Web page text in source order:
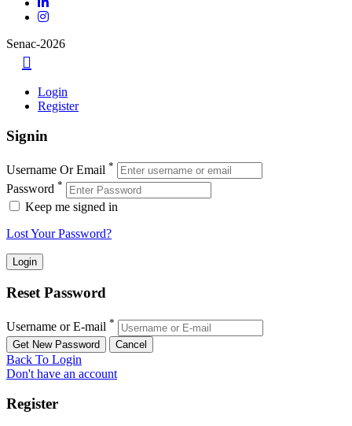
Senac-2026
Login
Register
Signin
Username Or Email *
Password *
Keep me signed in
Lost Your Password?
Reset Password
Username or E-mail *
Back To Login
Don't have an account
Register